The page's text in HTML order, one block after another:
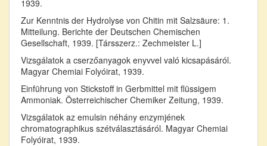
1939.
Zur Kenntnis der Hydrolyse von Chitin mit Salzsäure: 1.
Mitteilung. Berichte der Deutschen Chemischen
Gesellschaft, 1939. [Társszerz.: Zechmeister L.]
Vizsgálatok a cserzőanyagok enyvvel való kicsapásáról.
Magyar Chemiai Folyóirat, 1939.
Einführung von Stickstoff in Gerbmittel mit flüssigem
Ammoniak. Österreichischer Chemiker Zeitung, 1939.
Vizsgálatok az emulsin néhány enzymjének
chromatographikus szétválasztásáról. Magyar Chemiai
Folyóirat, 1939.